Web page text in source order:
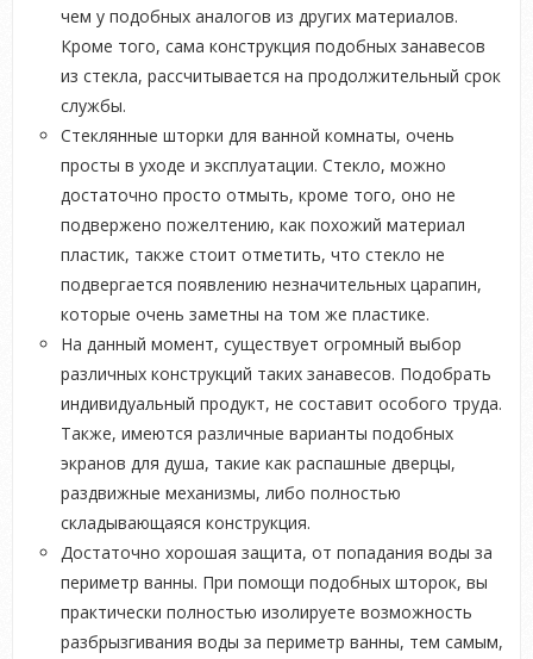
чем у подобных аналогов из других материалов.
Кроме того, сама конструкция подобных занавесов
из стекла, рассчитывается на продолжительный срок
службы.
Стеклянные шторки для ванной комнаты, очень
просты в уходе и эксплуатации. Стекло, можно
достаточно просто отмыть, кроме того, оно не
подвержено пожелтению, как похожий материал
пластик, также стоит отметить, что стекло не
подвергается появлению незначительных царапин,
которые очень заметны на том же пластике.
На данный момент, существует огромный выбор
различных конструкций таких занавесов. Подобрать
индивидуальный продукт, не составит особого труда.
Также, имеются различные варианты подобных
экранов для душа, такие как распашные дверцы,
раздвижные механизмы, либо полностью
складывающаяся конструкция.
Достаточно хорошая защита, от попадания воды за
периметр ванны. При помощи подобных шторок, вы
практически полностью изолируете возможность
разбрызгивания воды за периметр ванны, тем самым,